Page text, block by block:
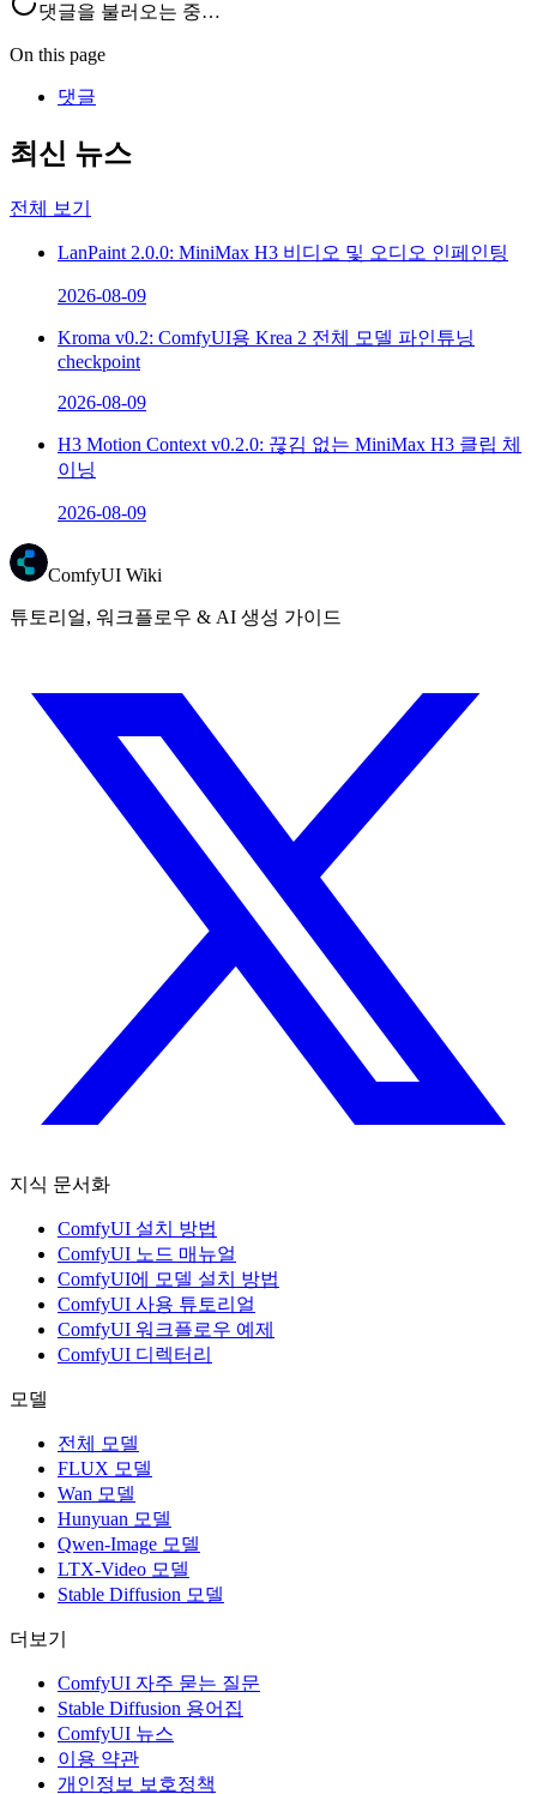
댓글을 불러오는 중…
On this page
댓글
최신 뉴스
전체 보기
LanPaint 2.0.0: MiniMax H3 비디오 및 오디오 인페인팅
2026-08-09
Kroma v0.2: ComfyUI용 Krea 2 전체 모델 파인튜닝
checkpoint
2026-08-09
H3 Motion Context v0.2.0: 끊김 없는 MiniMax H3 클립 체
이닝
2026-08-09
ComfyUI Wiki
튜토리얼, 워크플로우 & AI 생성 가이드
지식 문서화
ComfyUI 설치 방법
ComfyUI 노드 매뉴얼
ComfyUI에 모델 설치 방법
ComfyUI 사용 튜토리얼
ComfyUI 워크플로우 예제
ComfyUI 디렉터리
모델
전체 모델
FLUX 모델
Wan 모델
Hunyuan 모델
Qwen-Image 모델
LTX-Video 모델
Stable Diffusion 모델
더보기
ComfyUI 자주 묻는 질문
Stable Diffusion 용어집
ComfyUI 뉴스
이용 약관
개인정보 보호정책